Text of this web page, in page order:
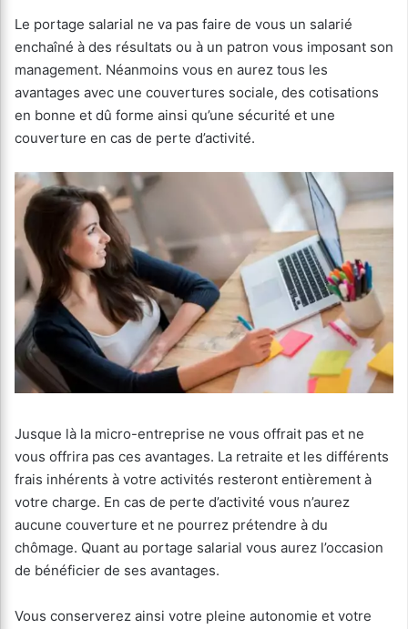
Le portage salarial ne va pas faire de vous un salarié
enchaîné à des résultats ou à un patron vous imposant son
management. Néanmoins vous en aurez tous les
avantages avec une couvertures sociale, des cotisations
en bonne et dû forme ainsi qu’une sécurité et une
couverture en cas de perte d’activité.
Jusque là la micro-entreprise ne vous offrait pas et ne
vous offrira pas ces avantages. La retraite et les différents
frais inhérents à votre activités resteront entièrement à
votre charge. En cas de perte d’activité vous n’aurez
aucune couverture et ne pourrez prétendre à du
chômage. Quant au portage salarial vous aurez l’occasion
de bénéficier de ses avantages.
Vous conserverez ainsi votre pleine autonomie et votre